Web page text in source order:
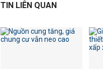
TIN LIÊN QUAN